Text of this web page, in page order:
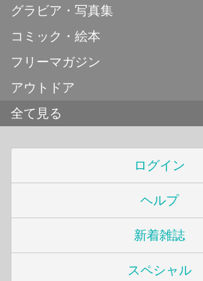
グラビア・写真集
コミック・絵本
フリーマガジン
アウトドア
全て見る
ログイン
ヘルプ
新着雑誌
スペシャル